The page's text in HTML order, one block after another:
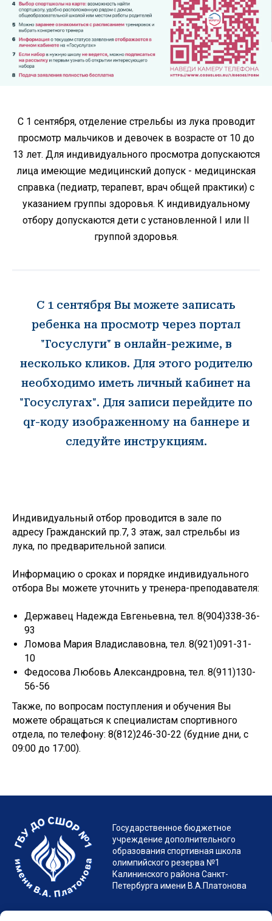
С 1 сентября, отделение стрельбы из лука проводит
просмотр мальчиков и девочек в возрасте от 10 до
13 лет. Для индивидуального просмотра допускаются
лица имеющие медицинский допуск - медицинская
справка (педиатр, терапевт, врач общей практики) с
указанием группы здоровья. К индивидуальному
отбору допускаются дети с установленной I или II
группой здоровья.
С 1 сентября Вы можете записать
ребенка на просмотр через портал
"Госуслуги" в онлайн-режиме, в
несколько кликов. Для этого родителю
необходимо иметь личный кабинет на
"Госуслугах". Для записи перейдите по
qr-коду изображенному на баннере и
следуйте инструкциям.
Индивидуальный отбор проводится в зале по
адресу Гражданский пр.7, 3 этаж, зал стрельбы из
лука, по предварительной записи.
Информацию о сроках и порядке индивидуального
отбора Вы можете уточнить у тренера-преподавателя:
Державец Надежда Евгеньевна, тел. 8(904)338-36-
93
Ломова Мария Владиславовна, тел. 8(921)091-31-
10
Федосова Любовь Александровна, тел. 8(911)130-
56-56
Также, по вопросам поступления и обучения Вы
можете обращаться к специалистам спортивного
отдела, по телефону: 8(812)246-30-22 (будние дни, с
09:00 до 17:00).
МЕНЮ
+7 (812) 246-30-20